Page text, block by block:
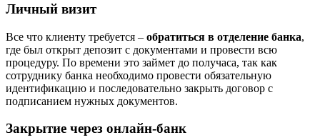
Личный визит
Все что клиенту требуется – обратиться в отделение банка,
где был открыт депозит с документами и провести всю
процедуру. По времени это займет до получаса, так как
сотруднику банка необходимо провести обязательную
идентификацию и последовательно закрыть договор с
подписанием нужных документов.
Закрытие через онлайн-банк